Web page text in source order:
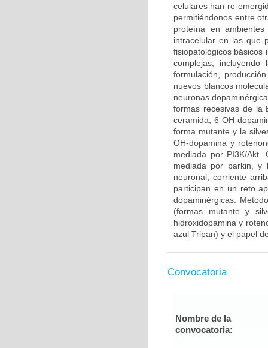
celulares han re-
permitiéndonos entre
proteína en
intracelular en las que
fisiopatológicos básicos
complejas,
formulación,
nuevos blancos
neuronas
formas recesivas de la
ceramida, 6-OH-
forma mutante y la
OH-dopamina y
mediada por PI3K/
mediada por parkin, y
neuronal, corriente
participan en un reto
dopaminérgicas.
(formas mutante y
hidroxidopamina y
azul Tripan) y el papel
Convocatoria
Nombre de la
convocatoria: